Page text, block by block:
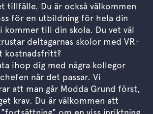
tillfälle. Du är också välkommen
för en utbildning för hela din
kommer till din skola. Du vet väl
deltagarnas skolor med VR-
kostnadsfritt?
ihop dig med några kollegor
när det passar. Vi
att man går Modda Grund först,
krav. Du är välkommen att